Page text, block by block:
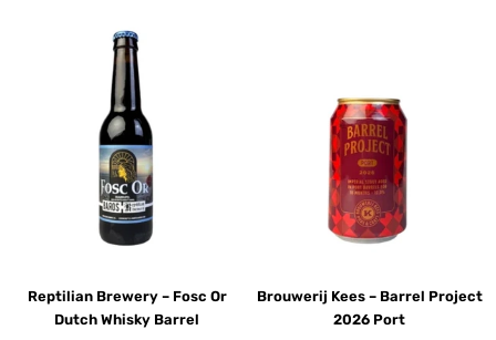
Reptilian Brewery – Fosc Or
Dutch Whisky Barrel
Brouwerij Kees – Barrel Project
2026 Port